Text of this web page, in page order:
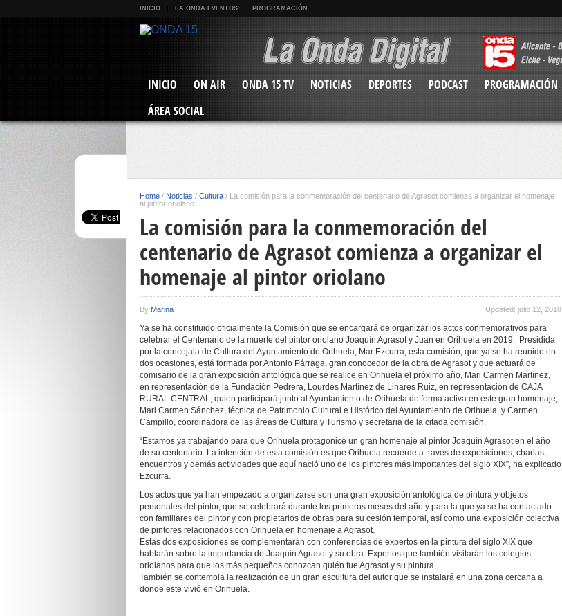
INICIO LA ONDA EVENTOS PROGRAMACIÓN
INICIO ON AIR ONDA 15 TV NOTICIAS DEPORTES PODCAST PROGRAMACIÓN
ÁREA SOCIAL
Home / Noticias / Cultura / La comisión para la conmemoración del centenario de Agrasot comienza a organizar el homenaje
al pintor oriolano
La comisión para la conmemoración del
centenario de Agrasot comienza a organizar el
homenaje al pintor oriolano
By Marina Updated: julio 12, 2018
Ya se ha constituido oficialmente la Comisión que se encargará de organizar los actos conmemorativos para
celebrar el Centenario de la muerte del pintor oriolano Joaquín Agrasot y Juan en Orihuela en 2019. Presidida
por la concejala de Cultura del Ayuntamiento de Orihuela, Mar Ezcurra, esta comisión, que ya se ha reunido en
dos ocasiones, está formada por Antonio Párraga, gran conocedor de la obra de Agrasot y que actuará de
comisario de la gran exposición antológica que se realice en Orihuela el próximo año, Mari Carmen Martínez,
en representación de la Fundación Pedrera, Lourdes Martínez de Linares Ruiz, en representación de CAJA
RURAL CENTRAL, quien participará junto al Ayuntamiento de Orihuela de forma activa en este gran homenaje,
Mari Carmen Sánchez, técnica de Patrimonio Cultural e Histórico del Ayuntamiento de Orihuela, y Carmen
Campillo, coordinadora de las áreas de Cultura y Turismo y secretaria de la citada comisión.
“Estamos ya trabajando para que Orihuela protagonice un gran homenaje al pintor Joaquín Agrasot en el año
de su centenario. La intención de esta comisión es que Orihuela recuerde a través de exposiciones, charlas,
encuentros y demás actividades que aquí nació uno de los pintores más importantes del siglo XIX”, ha explicado
Ezcurra.
Los actos que ya han empezado a organizarse son una gran exposición antológica de pintura y objetos
personales del pintor, que se celebrará durante los primeros meses del año y para la que ya se ha contactado
con familiares del pintor y con propietarios de obras para su cesión temporal, así como una exposición colectiva
de pintores relacionados con Orihuela en homenaje a Agrasot.
Estas dos exposiciones se complementarán con conferencias de expertos en la pintura del siglo XIX que
hablarán sobre la importancia de Joaquín Agrasot y su obra. Expertos que también visitarán los colegios
oriolanos para que los más pequeños conozcan quién fue Agrasot y su pintura.
También se contempla la realización de un gran escultura del autor que se instalará en una zona cercana a
donde este vivió en Orihuela.